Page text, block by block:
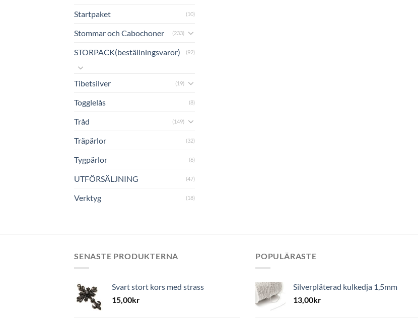
Startpaket (10)
Stommar och Cabochoner (233)
STORPACK(beställningsvaror) (92)
Tibetsilver (19)
Togglelås (8)
Tråd (149)
Träpärlor (32)
Tygpärlor (6)
UTFÖRSÄLJNING (47)
Verktyg (18)
SENASTE PRODUKTERNA
Svart stort kors med strass
15,00kr
POPULÄRASTE
Silverpläterad kulkedja 1,5mm
13,00kr